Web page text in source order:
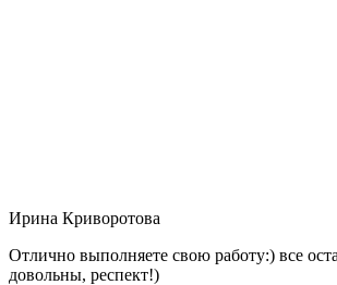
Ирина Криворотова
Отлично выполняете свою работу:) все
довольны, респект!)